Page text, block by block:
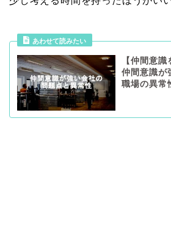
あわせて読みたい
【仲間意識
仲間意識が
職場の異常